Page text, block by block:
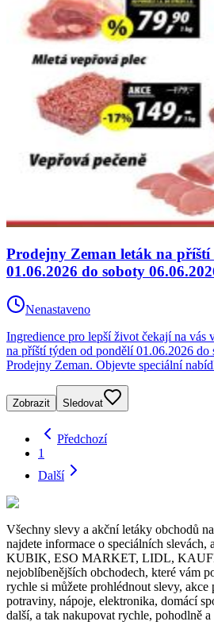
Prodejny Zeman leták na
01.06.2026 do soboty
Nenastaveno
Ingredience pro lepší život čekají na vás
na příští týden od pondělí 01.06.2026
Prodejny Zeman. Objevte speciální
Zobrazit Sledovat
Předchozí
1
Další
Všechny slevy a akční letáky obchodů
najdete informace o speciálních
KUBIK, ESO MARKET, LIDL,
nejoblíbenějších obchodech, které vám
rychle si můžete prohlédnout slevy, akce
potraviny, nápoje, elektronika, domácí
další, a tak nakupovat rychle, pohodlně a